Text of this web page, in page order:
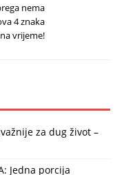
nema
4 znaka
vrijeme!
za dug život –
Jedna porcija